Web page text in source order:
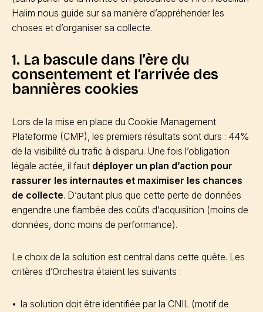
Halim nous guide sur sa manière d’appréhender les
choses et d’organiser sa collecte.
1. La bascule dans l’ère du
consentement et l’arrivée des
bannières cookies
Lors de la mise en place du Cookie Management
Plateforme (CMP), les premiers résultats sont durs : 44%
de la visibilité du trafic à disparu. Une fois l’obligation
légale actée, il faut déployer un plan d’action pour
rassurer les internautes et maximiser les chances
de collecte. D’autant plus que cette perte de données
engendre une flambée des coûts d’acquisition (moins de
données, donc moins de performance).
Le choix de la solution est central dans cette quête. Les
critères d’Orchestra étaient les suivants :
la solution doit être identifiée par la CNIL (motif de